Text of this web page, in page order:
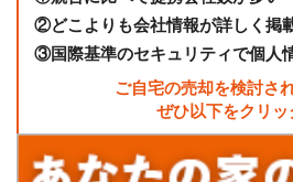
②どこよりも会社情報が詳しく掲
③国際基準のセキュリティで個人
ご自宅の売却を検討さ
ぜひ以下をクリ